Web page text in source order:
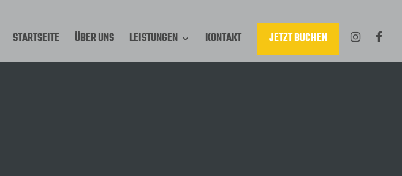
STARTSEITE ÜBER UNS LEISTUNGEN KONTAKT JETZT BUCHEN